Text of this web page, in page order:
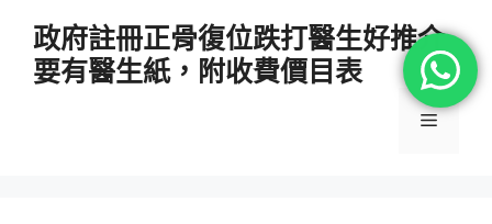
政府註冊正骨復位跌打醫生好推介
要有醫生紙，附收費價目表
選